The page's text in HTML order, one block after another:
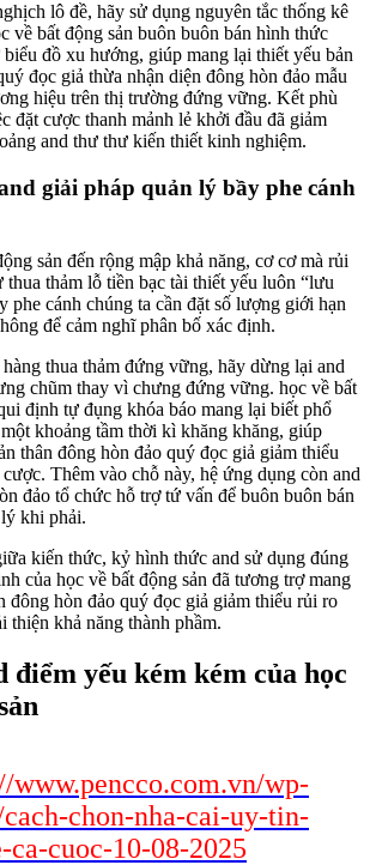
lô đề, hãy sử dụng nguyên tắc thống kê
về bất động sản buôn buôn bán hình thức
đồ xu hướng, giúp mang lại thiết yếu bản
đọc giả thừa nhận diện đông hòn đảo mẫu
hiệu trên thị trường đứng vững. Kết phù
đặt cược thanh mảnh lẻ khởi đầu đã giảm
and thư thư kiến thiết kinh nghiệm.
giải pháp quản lý bầy phe cánh
sản đến rộng mập khả năng, cơ cơ mà rủi
thảm lỗ tiền bạc tài thiết yếu luôn “lưu
phe cánh chúng ta cần đặt số lượng giới hạn
để cảm nghĩ phân bố xác định.
thua thảm đứng vững, hãy dừng lại and
chũm thay vì chưng đứng vững. học về bất
định tự đụng khóa báo mang lại biết phổ
khoảng tầm thời kì khăng khăng, giúp
thân đông hòn đảo quý đọc giả giảm thiểu
Thêm vào chỗ này, hệ ứng dụng còn and
đảo tổ chức hỗ trợ tứ vấn để buôn buôn bán
khi phải.
kiến thức, kỷ hình thức and sử dụng đúng
của học về bất động sản đã tương trợ mang
đông hòn đảo quý đọc giả giảm thiểu rủi ro
thiện khả năng thành phầm.
điểm yếu kém kém của học
www.pencco.com.vn/wp-
chon-nha-cai-uy-tin-
ca-cuoc-10-08-2025